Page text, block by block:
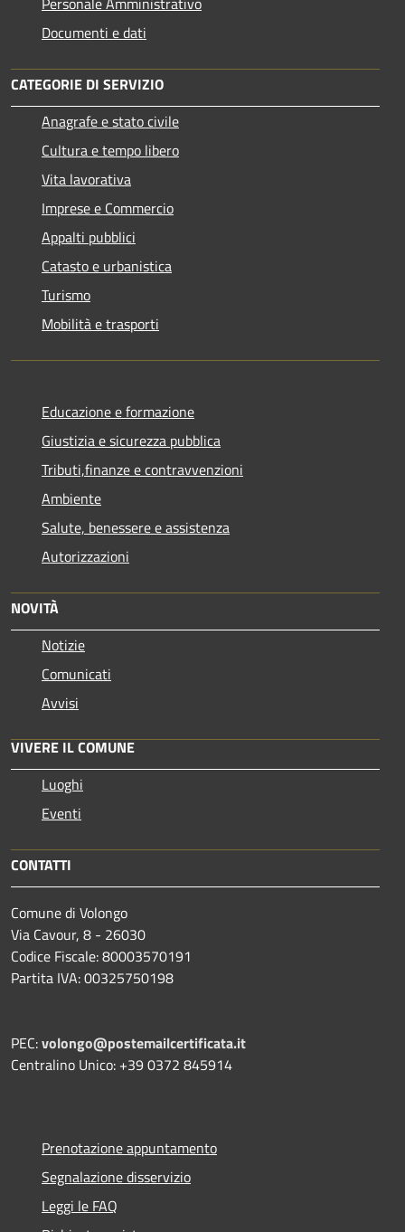
Documenti e dati
CATEGORIE DI SERVIZIO
Anagrafe e stato civile
Cultura e tempo libero
Vita lavorativa
Imprese e Commercio
Appalti pubblici
Catasto e urbanistica
Turismo
Mobilità e trasporti
Educazione e formazione
Giustizia e sicurezza pubblica
Tributi,finanze e contravvenzioni
Ambiente
Salute, benessere e assistenza
Autorizzazioni
NOVITÀ
Notizie
Comunicati
Avvisi
VIVERE IL COMUNE
Luoghi
Eventi
CONTATTI
Comune di Volongo
Via Cavour, 8 - 26030
Codice Fiscale: 80003570191
Partita IVA: 00325750198
PEC:volongo@postemailcertificata.it
Centralino Unico: +39 0372 845914
Prenotazione appuntamento
Segnalazione disservizio
Leggi le FAQ